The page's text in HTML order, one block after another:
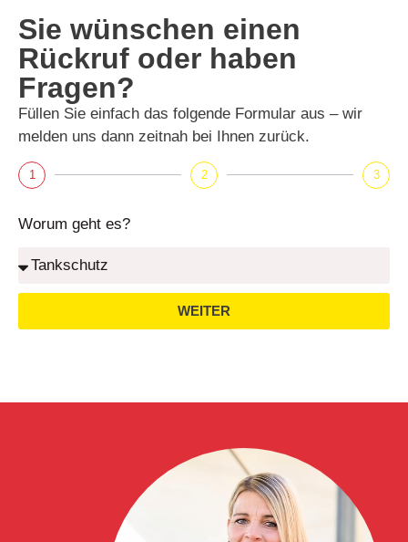
Sie wünschen einen
Rückruf oder haben
Fragen?
Füllen Sie einfach das folgende Formular aus – wir
melden uns dann zeitnah bei Ihnen zurück.
1 2 3
Worum geht es?
WEITER